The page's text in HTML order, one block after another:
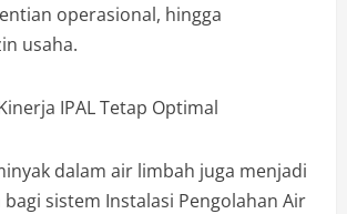
operasional, hingga
usaha.
IPAL Tetap Optimal
dalam air limbah juga menjadi
sistem Instalasi Pengolahan Air